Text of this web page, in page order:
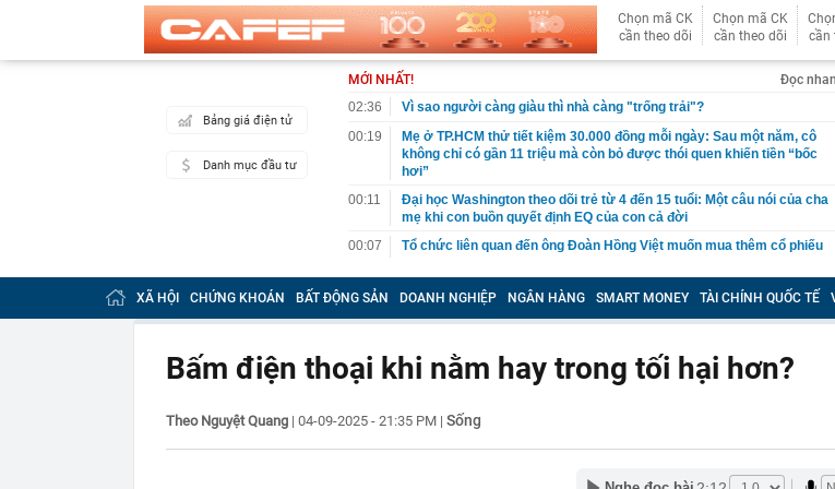
Chọn mã CK
cần theo dõi
Chọn mã CK
cần theo dõi
cần
Bảng giá điện tử
Danh mục đầu tư
MỚI NHẤT!
Đọc
02:36
Vì sao người càng giàu thì nhà càng "trống trải"?
00:19
Mẹ ở TP.HCM thử tiết kiệm 30.000 đồng mỗi ngày: Sau một năm, cô
không chỉ có gần 11 triệu mà còn bỏ được thói quen khiến tiền “bốc
hơi”
00:11
Đại học Washington theo dõi trẻ từ 4 đến 15 tuổi: Một câu nói của cha
mẹ khi con buồn quyết định EQ của con cả đời
00:07
Tổ chức liên quan đến ông Đoàn Hồng Việt muốn mua thêm cổ phiếu
00:05
VNDIRECT đưa ra khuyến nghị quan trọng cho nhà đầu tư chứng
đăng ký vào nhóm 500 doanh nghiệp lớn nhất thế giới
00:03
Lịch chốt quyền cổ tức tuần 10-14/8: Một ngân hàng lớn "lăn chốt", cổ
00:02
"Sự thật" về đại gia tâm linh Xuân Trường
XÃ HỘI CHỨNG KHOÁN BẤT ĐỘNG SẢN DOANH NGHIỆP NGÂN HÀNG SMART MONEY TÀI CHÍNH QUỐC TẾ
Bấm điện thoại khi nằm hay trong tối hại hơn?
Theo Nguyệt Quang | 04-09-2025 - 21:35 PM | Sống